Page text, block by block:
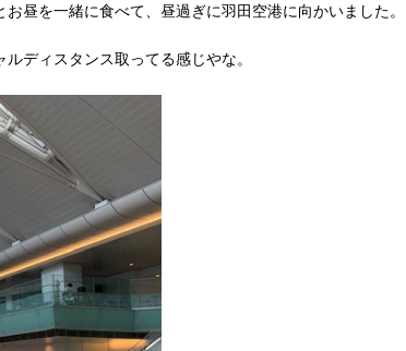
昼を一緒に食べて、昼過ぎに羽田空港に向かいました。
ディスタンス取ってる感じやな。